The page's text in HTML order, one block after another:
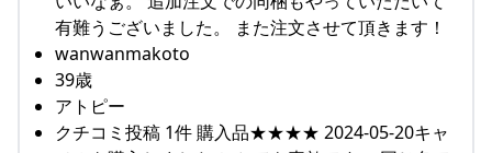
有難うございました。 また注文させて頂きます！
wanwanmakoto
39歳
アトピー
クチコミ投稿 1件 購入品★★★★ 2024-05-20キャ